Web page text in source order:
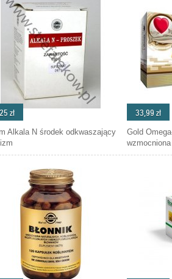
zł
Alkala N środek odkwaszający
33,99 zł
Gold